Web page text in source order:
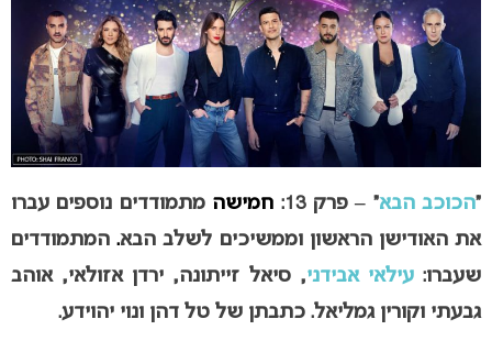
“הכוכב הבא” – פרק 13: חמישה מתמודדים נוספים עברו
את האודישן הראשון וממשיכים לשלב הבא. המתמודדים
שעברו: עילאי אבידני, סיאל זייתונה, ירדן אזולאי, אוהב
גבעתי וקורין גמליאל. כתבתן של טל דהן ונוי יהוידע.